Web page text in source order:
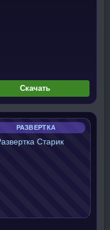
Скачать
РАЗВЕРТКА